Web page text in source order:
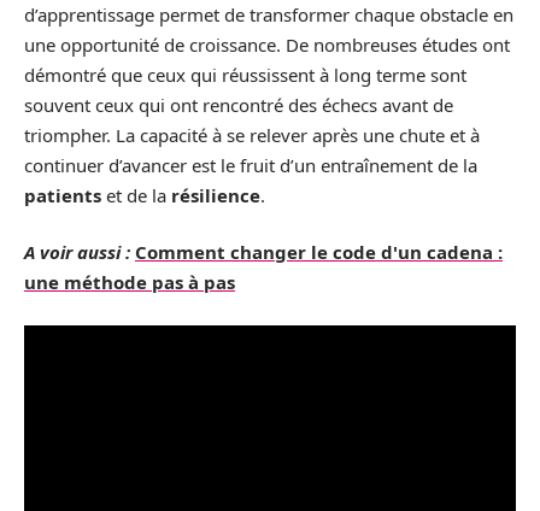
d’apprentissage permet de transformer chaque obstacle en
une opportunité de croissance. De nombreuses études ont
démontré que ceux qui réussissent à long terme sont
souvent ceux qui ont rencontré des échecs avant de
triompher. La capacité à se relever après une chute et à
continuer d’avancer est le fruit d’un entraînement de la
patients et de la résilience.
A voir aussi : Comment changer le code d'un cadena :
une méthode pas à pas